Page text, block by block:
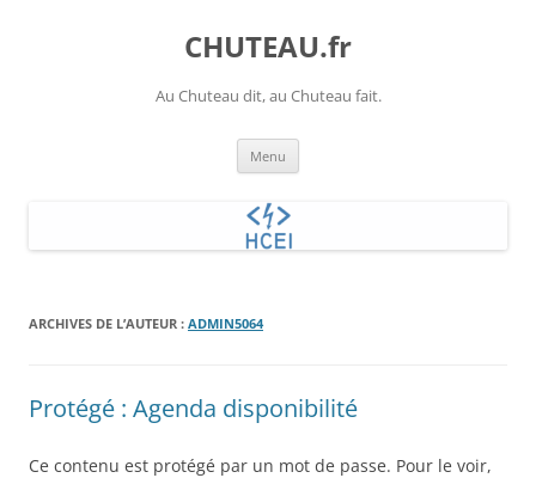
CHUTEAU.fr
Au Chuteau dit, au Chuteau fait.
Menu
ARCHIVES DE L’AUTEUR : ADMIN5064
Protégé : Agenda disponibilité
Ce contenu est protégé par un mot de passe. Pour le voir,